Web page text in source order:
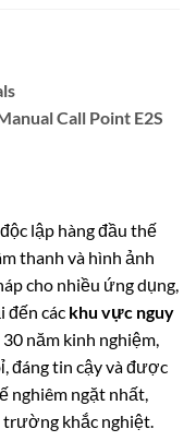
Call Point E2S
lập hàng đầu thế
thanh và hình ảnh
cho nhiều ứng dụng,
đến các khu vực nguy
năm kinh nghiệm,
đáng tin cậy và được
nghiêm ngặt nhất,
trường khắc nghiệt.